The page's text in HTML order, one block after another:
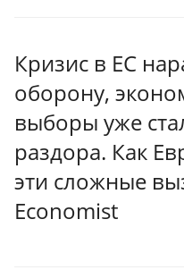
Кризис в ЕС
оборону,
выборы уже
раздора. Как
эти сложные
Economist